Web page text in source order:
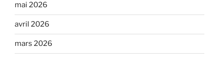
mai 2026
avril 2026
mars 2026